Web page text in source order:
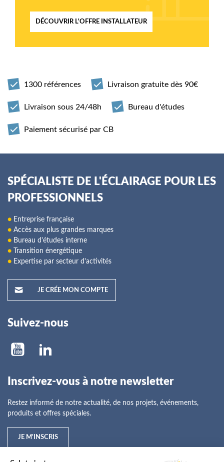
DÉCOUVRIR L'OFFRE INSTALLATEUR
1300 références Livraison gratuite dès 90€
Livraison sous 24/48h Bureau d'études
Paiement sécurisé par CB
SPÉCIALISTE DE L'ÉCLAIRAGE POUR LES
PROFESSIONNELS
● Entreprise française
● Accès aux plus grandes marques
● Bureau d'études interne
● Transition énergétique
● Expertise par secteur d'activités
JE CRÉE MON COMPTE
Suivez-nous
Inscrivez-vous à notre newsletter
Restez informé de notre actualité, de nos projets, événements,
produits et offres spéciales.
JE M'INSCRIS